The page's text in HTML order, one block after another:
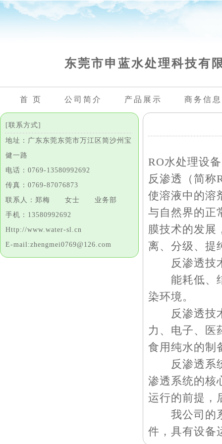
东莞市申蓝水处理科技有
首 页 公司简介 产品展示 商务信息
[联系方式]
地址：广东东莞东莞市万江区简沙州宝
健一路
电话：0769-13580992692
传真：0769-87076873
联系人：郑梅 女士 业务部
手机：13580992692
Http://www.water-sl.cn
E-mail:zhengmei0769@126.com
RO水处理设
反渗透（简称
使溶液中的溶
与自然界的正
膜技术的发展
离、分级、提
反渗透技
能耗低、结
染环境。
反渗透技术
力、电子、医
食用纯水的制
反渗透系统
渗透系统的核
运行的前提，
我公司的系
件，具有设备